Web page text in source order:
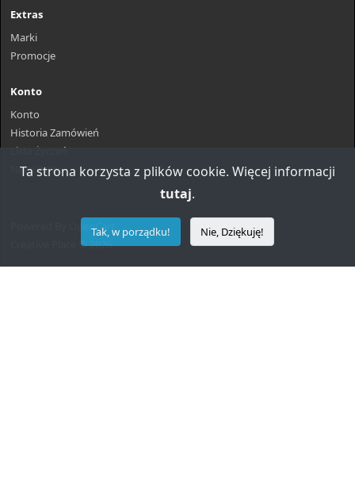
Extras
Marki
Promocje
Konto
Konto
Historia Zamówień
Lista Życzeń
Newsletter
OpenCart
Creative Place © 2026
Ta strona korzysta z plików cookie. Więcej informacji
tutaj.
Tak, w porządku! Nie, Dziękuję!